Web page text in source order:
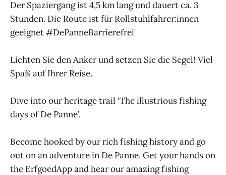
Der Spaziergang ist 4,5 km lang und dauert ca. 3
Stunden. Die Route ist für Rollstuhlfahrer:innen
geeignet #DePanneBarrierefrei
Lichten Sie den Anker und setzen Sie die Segel! Viel
Spaß auf Ihrer Reise.
Dive into our heritage trail ‘The illustrious fishing
days of De Panne’.
Become hooked by our rich fishing history and go
out on an adventure in De Panne. Get your hands on
the ErfgoedApp and hear our amazing fishing